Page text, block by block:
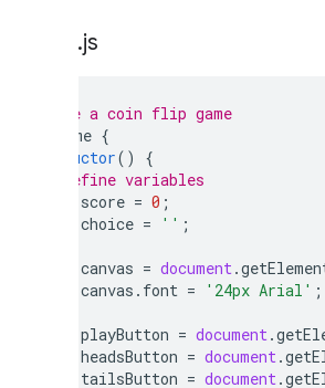
.js
// Create a coin flip game
Game {
constructor()
{
// Define variables
score = 0 ;
choice = '' ;
canvas = document.
canvas . font = '24px Arial' ;
playButton = document.
headsButton = document.
tailsButton = document.